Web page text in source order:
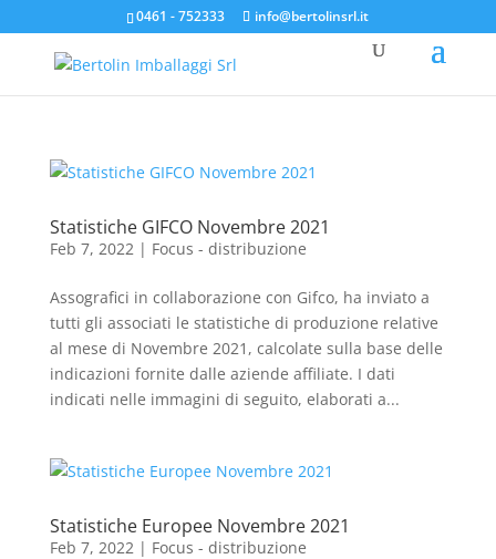
0461 - 752333 info@bertolinsrl.it
Statistiche GIFCO Novembre 2021
Feb 7, 2022| Focus - distribuzione
Assografici in collaborazione con Gifco, ha inviato a
tutti gli associati le statistiche di produzione relative
al mese di Novembre 2021, calcolate sulla base delle
indicazioni fornite dalle aziende affiliate. I dati
indicati nelle immagini di seguito, elaborati a...
Statistiche Europee Novembre 2021
Feb 7, 2022| Focus - distribuzione